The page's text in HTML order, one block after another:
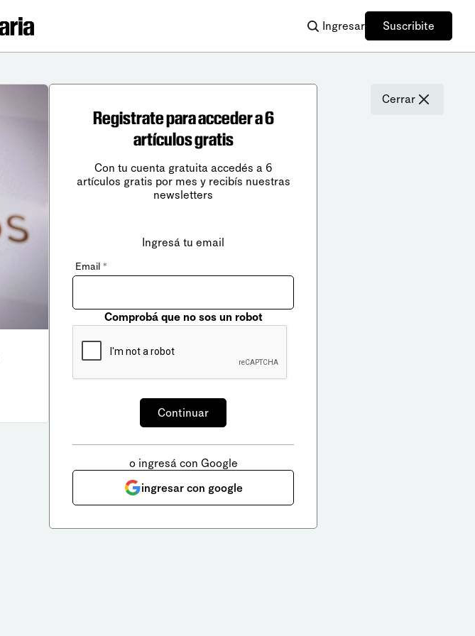
Ingresar Suscribite
Cerrar
Registrate para acceder a 6
artículos gratis
Con tu cuenta gratuita accedés a 6
artículos gratis por mes y recibís nuestras
newsletters
Ingresá tu email
Email *
Comprobá que no sos un robot
o ingresá con Google
ingresar con google